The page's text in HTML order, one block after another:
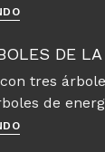
Serpientes
agua
de
Gustav
Klimt
DE LA
tres
de
Los